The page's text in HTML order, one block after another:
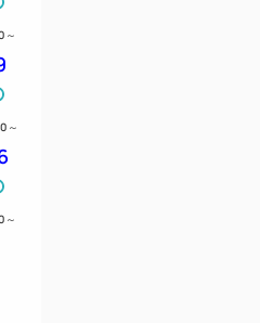
～
～
～